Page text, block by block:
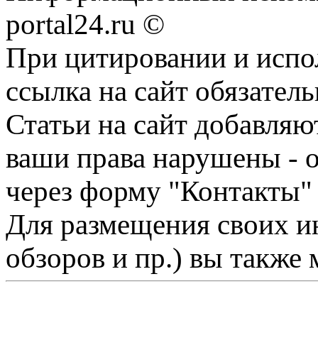
portal24.ru ©
При цитировании и
ссылка на сайт
Статьи на сайт
ваши права нарушены -
через форму "Контакты"
Для размещения своих
обзоров и пр.) вы также